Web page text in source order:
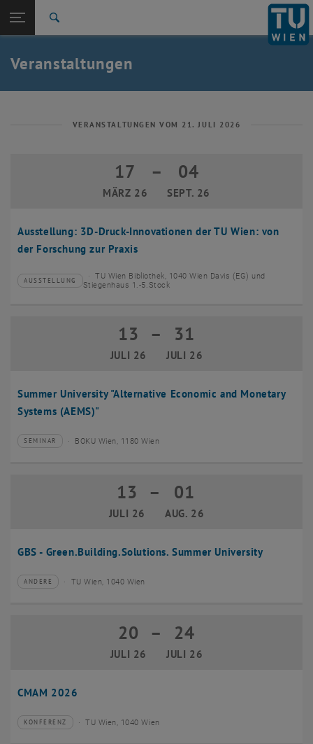
TU Login
Quicklinks
Quicklinks-Menü umschalten
Studium
Karriere
Zurück: Subseiten von Aktuelles auflisten
Aktuelles
Veranstaltungen
VERANSTALTUNGEN VOM 21. JULI 2026
Ausstellung: 3D-Druck-Innovationen der TU Wien: von
der Forschung zur Praxis
17
MÄRZ 26
17 März 2026 bis 04 September 2026
– 04
SEPT. 26
Veranstaltungstyp:
AUSSTELLUNG
Veranstaltungsort:
TU Wien Bibliothek, 1040 Wien Davis (EG) und
Stiegenhaus 1.-5.Stock
Summer University "Alternative Economic and Monetary
Systems (AEMS)"
13
JULI 26
13 Juli 2026 bis 31 Juli 2026
– 31
JULI 26
Veranstaltungstyp:
SEMINAR
Veranstaltungsort:BOKU Wien, 1180 Wien
GBS - Green.Building.Solutions. Summer University
13
JULI 26
13 Juli 2026 bis 01 August 2026
– 01
AUG. 26
Veranstaltungstyp:
ANDERE
Veranstaltungsort:TU Wien, 1040 Wien
CMAM 2026
20
JULI 26
20 Juli 2026 bis 24 Juli 2026
– 24
JULI 26
Veranstaltungstyp:
KONFERENZ
Veranstaltungsort: TU Wien, 1040 Wien